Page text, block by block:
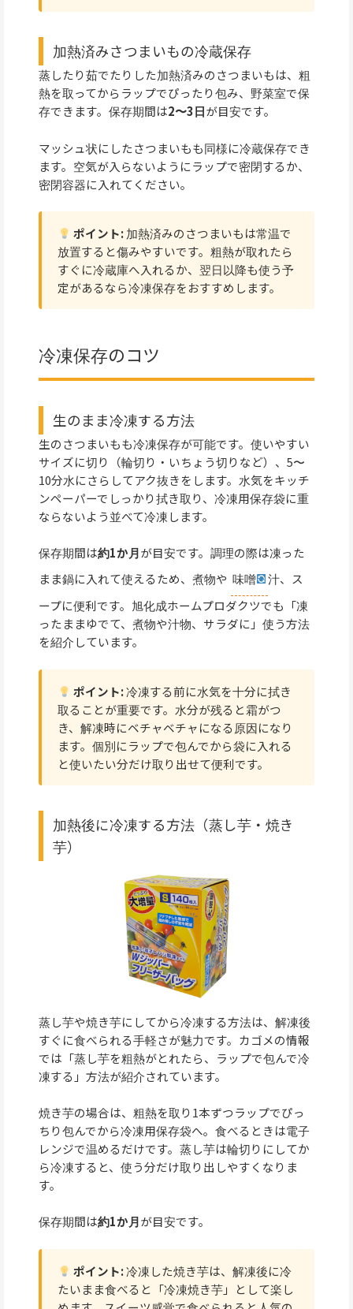
加熱済みさつまいもの冷蔵保存
蒸したり茹でたりした加熱済みのさつまいもは、粗
熱を取ってからラップでぴったり包み、野菜室で保
存できます。保存期間は2〜3日が目安です。
マッシュ状にしたさつまいもも同様に冷蔵保存でき
ます。空気が入らないようにラップで密閉するか、
密閉容器に入れてください。
ポイント:加熱済みのさつまいもは常温で
放置すると傷みやすいです。粗熱が取れたら
すぐに冷蔵庫へ入れるか、翌日以降も使う予
定があるなら冷凍保存をおすすめします。
冷凍保存のコツ
生のまま冷凍する方法
生のさつまいもも冷凍保存が可能です。使いやすい
サイズに切り（輪切り・いちょう切りなど）、5〜
10分水にさらしてアク抜きをします。水気をキッチ
ンペーパーでしっかり拭き取り、冷凍用保存袋に重
ならないよう並べて冷凍します。
保存期間は約1か月が目安です。調理の際は凍った
まま鍋に入れて使えるため、煮物や 味噌
汁、ス
ープに便利です。旭化成ホームプロダクツでも「凍
ったままゆでて、煮物や汁物、サラダに」使う方法
を紹介しています。
ポイント:冷凍する前に水気を十分に拭き
取ることが重要です。水分が残ると霜がつ
き、解凍時にベチャベチャになる原因になり
ます。個別にラップで包んでから袋に入れる
と使いたい分だけ取り出せて便利です。
加熱後に冷凍する方法（蒸し芋・焼き
芋）
蒸し芋や焼き芋にしてから冷凍する方法は、解凍後
すぐに食べられる手軽さが魅力です。カゴメの情報
では「蒸し芋を粗熱がとれたら、ラップで包んで冷
凍する」方法が紹介されています。
焼き芋の場合は、粗熱を取り1本ずつラップでぴっ
ちり包んでから冷凍用保存袋へ。食べるときは電子
レンジで温めるだけです。蒸し芋は輪切りにしてか
ら冷凍すると、使う分だけ取り出しやすくなりま
す。
保存期間は約1か月が目安です。
ポイント:冷凍した焼き芋は、解凍後に冷
たいまま食べると「冷凍焼き芋」として楽し